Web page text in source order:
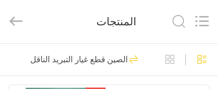
المنزل
المنتجات
INDUSTRY
Rights
وحدات التبريد الملك
113
المنتجات
الصين قطع غيار التبريد الناقل